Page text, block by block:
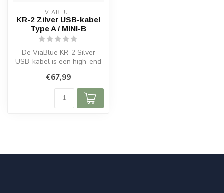
VIABLUE
KR-2 Zilver USB-kabel
Type A / MINI-B
De ViaBlue KR-2 Silver
USB-kabel is een high-end
audio-,...
€67,99